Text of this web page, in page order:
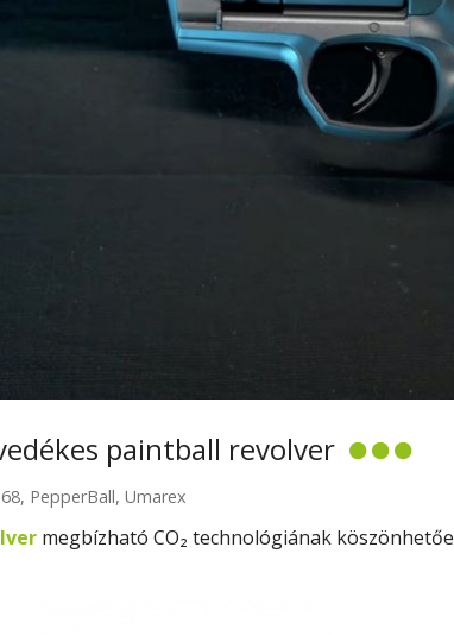
paintball revolver
, PepperBall,Umarex
megbízható CO₂ technológiának